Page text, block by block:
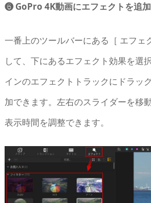
❻ GoPro 4K動画にエフェクトを追加
一番上のツールバーにある［ エフェ
して、下にあるエフェクト効果を選
インのエフェクトトラックにドラッ
加できます。左右のスライダーを移
表示時間を調整できます。